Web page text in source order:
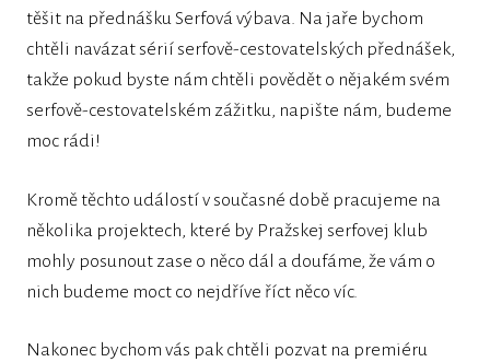
těšit na přednášku Serfová výbava. Na jaře bychom
chtěli navázat sérií serfově-cestovatelských přednášek,
takže pokud byste nám chtěli povědět o nějakém svém
serfově-cestovatelském zážitku, napište nám, budeme
moc rádi!
Kromě těchto událostí v současné době pracujeme na
několika projektech, které by Pražskej serfovej klub
mohly posunout zase o něco dál a doufáme, že vám o
nich budeme moct co nejdříve říct něco víc.
Nakonec bychom vás pak chtěli pozvat na premiéru